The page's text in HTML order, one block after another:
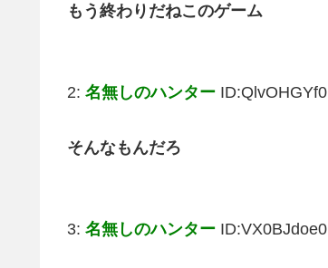
もう終わりだねこのゲーム
2: 名無しのハンター ID:QlvOHGYf0
そんなもんだろ
3: 名無しのハンター ID:VX0BJdoe0